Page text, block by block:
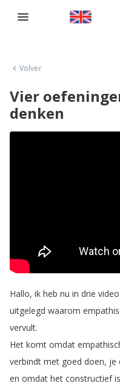
Volver
Vier
denken
Hallo, ik heb nu in drie
uitgelegd waarom
vervult.
Het komt omdat
verbindt met goed doen, je
en omdat het constructief is